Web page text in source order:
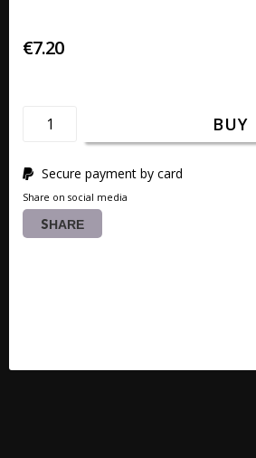
€7.20
BUY
Secure payment by card
Share on social media
SHARE